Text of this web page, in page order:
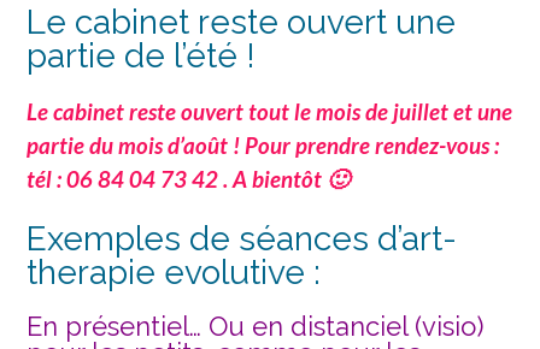
Le cabinet reste ouvert une
partie de l’été !
Le cabinet reste ouvert tout le mois de juillet et une
partie du mois d’août ! Pour prendre rendez-vous :
tél : 06 84 04 73 42 . A bientôt 🙂
Exemples de séances d’art-
therapie evolutive :
En présentiel… Ou en distanciel (visio)